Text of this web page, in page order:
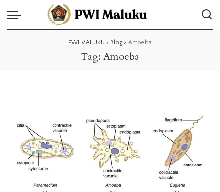
PWI MALUKU > Blog> Amoeba
Tag: Amoeba